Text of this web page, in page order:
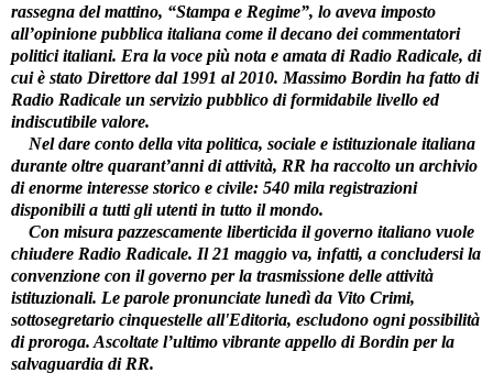
rassegna del mattino, “Stampa e Regime”, lo aveva imposto
all’opinione pubblica italiana come il decano dei commentatori
politici italiani. Era la voce più nota e amata di Radio Radicale, di
cui è stato Direttore dal 1991 al 2010. Massimo Bordin ha fatto di
Radio Radicale un servizio pubblico di formidabile livello ed
indiscutibile valore.
Nel dare conto della vita politica, sociale e istituzionale italiana
durante oltre quarant’anni di attività, RR ha raccolto un archivio
di enorme interesse storico e civile: 540 mila registrazioni
disponibili a tutti gli utenti in tutto il mondo.
Con misura pazzescamente liberticida il governo italiano vuole
chiudere Radio Radicale. Il 21 maggio va, infatti, a concludersi la
convenzione con il governo per la trasmissione delle attività
istituzionali. Le parole pronunciate lunedì da Vito Crimi,
sottosegretario cinquestelle all'Editoria, escludono ogni possibilità
di proroga. Ascoltate l’ultimo vibrante appello di Bordin per la
salvaguardia di RR.